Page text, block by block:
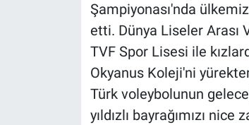
Şampiyonası'nda
etti. Dünya Liseler Arası
TVF Spor Lisesi ile
Okyanus Koleji'ni
Türk voleybolunun
yıldızlı bayrağımızı